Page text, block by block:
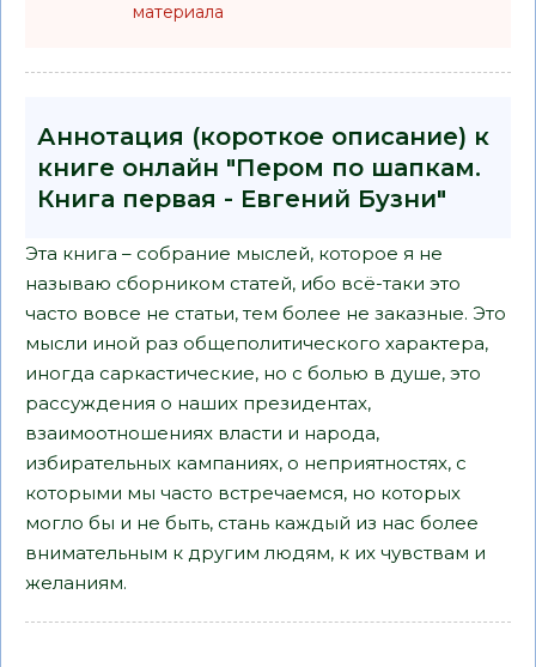
материала
Аннотация (короткое описание) к
книге онлайн "Пером по шапкам.
Книга первая - Евгений Бузни"
Эта книга – собрание мыслей, которое я не
называю сборником статей, ибо всё-таки это
часто вовсе не статьи, тем более не заказные. Это
мысли иной раз общеполитического характера,
иногда саркастические, но с болью в душе, это
рассуждения о наших президентах,
взаимоотношениях власти и народа,
избирательных кампаниях, о неприятностях, с
которыми мы часто встречаемся, но которых
могло бы и не быть, стань каждый из нас более
внимательным к другим людям, к их чувствам и
желаниям.